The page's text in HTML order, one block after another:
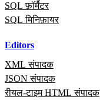
SQL फ़ॉर्मैटर
SQL मिनिफ़ायर
Editors
XML संपादक
JSON संपादक
रीयल‑टाइम HTML संपादक